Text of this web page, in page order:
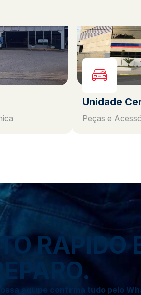
Unidade
Peças e
RÁPIDO
equipe confirma tudo pelo